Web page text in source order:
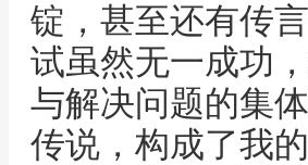
锭，甚至还有传
试虽然无一成功
与解决问题的集
传说，构成了我